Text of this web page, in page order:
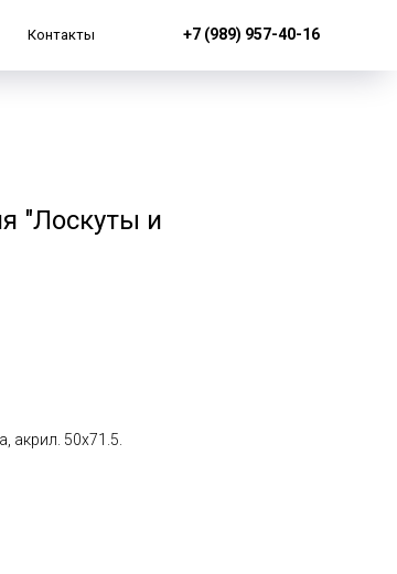
Контакты +7 (989) 957-40-16
"Лоскуты и
акрил. 50х71.5.